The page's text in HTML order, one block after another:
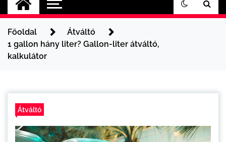
Főoldal
Átváltó
1 gallon hány liter? Gallon-liter átváltó,
kalkulátor
Átváltó